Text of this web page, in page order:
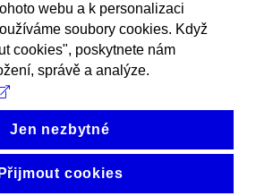
webu a k personalizaci
soubory cookies. Když
cookies", poskytnete nám
správě a analýze.
Jen nezbytné
Přijmout cookies